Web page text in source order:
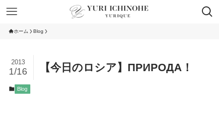
ホーム Blog
【今日のロシア】ПРИРОДА！
2013
1/16
Blog